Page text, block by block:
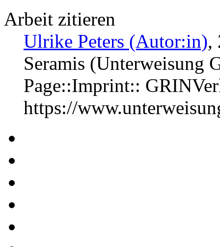
Arbeit zitieren
Ulrike Peters (Autor:in),
Seramis (Unterweisung
Page::Imprint::
https://